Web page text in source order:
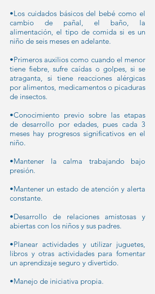
•Los cuidados básicos del bebé como el
cambio de pañal, el baño, la
alimentación, el tipo de comida si es un
niño de seis meses en adelante.
•Primeros auxilios como cuando el menor
tiene fiebre, sufre caídas o golpes, si se
atraganta, si tiene reacciones alérgicas
por alimentos, medicamentos o picaduras
de insectos.
•Conocimiento previo sobre las etapas
de desarrollo por edades, pues cada 3
meses hay progresos significativos en el
niño.
•Mantener la calma trabajando bajo
presión.
•Mantener un estado de atención y alerta
constante.
•Desarrollo de relaciones amistosas y
abiertas con los niños y sus padres.
•Planear actividades y utilizar juguetes,
libros y otras actividades para fomentar
un aprendizaje seguro y divertido.
•Manejo de iniciativa propia.